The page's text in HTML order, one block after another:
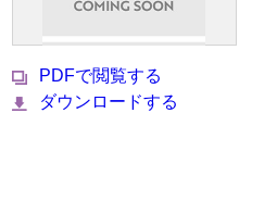
PDFで閲覧する
ダウンロードする